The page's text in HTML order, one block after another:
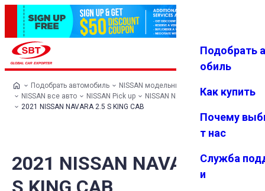
Избранн
Меню
Подобрать
обиль
Как купить
Почему
т нас
Служба
и
Подобрать автомобиль
NISSAN модельный ряд
NISSAN все авто
NISSAN Pick up
NISSAN NAVARA
2021 NISSAN NAVARA 2.5 S KING CAB
2021 NISSAN NAVARA 2.5